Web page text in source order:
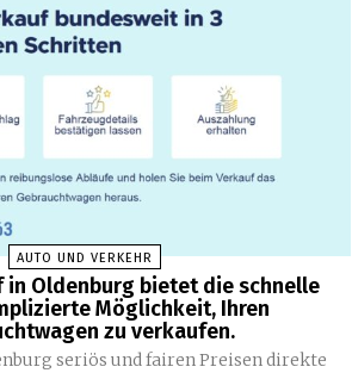
AUTO UND VERKEHR
in Oldenburg bietet die schnelle
Möglichkeit, Ihren
zu verkaufen.
seriös und fairen Preisen direkte